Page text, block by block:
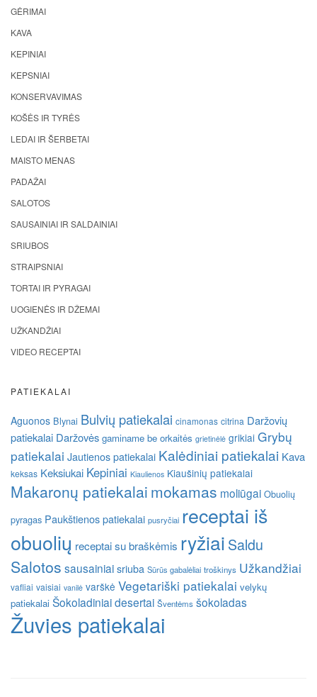
GĖRIMAI
KAVA
KEPINIAI
KEPSNIAI
KONSERVAVIMAS
KOŠĖS IR TYRĖS
LEDAI IR ŠERBETAI
MAISTO MENAS
PADAŽAI
SALOTOS
SAUSAINIAI IR SALDAINIAI
SRIUBOS
STRAIPSNIAI
TORTAI IR PYRAGAI
UOGIENĖS IR DŽEMAI
UŽKANDŽIAI
VIDEO RECEPTAI
PATIEKALAI
Aguonos Blynai Bulvių patiekalai cinamonas citrina Daržovių
patiekalai Daržovės gaminame be orkaitės grietinėlė grikiai Grybų
patiekalai Jautienos patiekalai Kalėdiniai patiekalai Kava
keksas Keksiukai Kepiniai Kiaulienos Kiaušinių patiekalai
Makaronų patiekalai mokamas moliūgai Obuolių
pyragas Paukštienos patiekalai pusryčiai receptai iš
obuolių receptai su braškėmis ryžiai Saldu
Salotos sausainiai sriuba Sūrūs gabalėliai troškinys Užkandžiai
vafliai vaisiai vanilė varškė Vegetariški patiekalai velykų
patiekalai Šokoladiniai desertai Šventėms šokoladas
Žuvies patiekalai